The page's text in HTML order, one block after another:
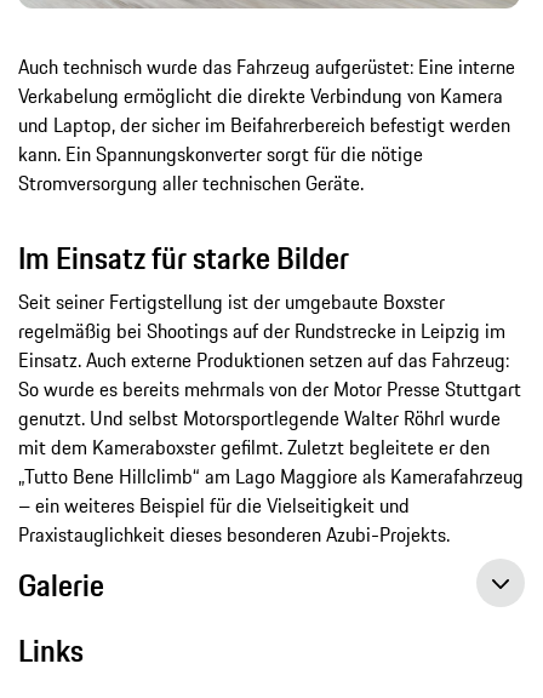
Auch technisch wurde das Fahrzeug aufgerüstet: Eine interne
Verkabelung ermöglicht die direkte Verbindung von Kamera
und Laptop, der sicher im Beifahrerbereich befestigt werden
kann. Ein Spannungskonverter sorgt für die nötige
Stromversorgung aller technischen Geräte.
Im Einsatz für starke Bilder
Seit seiner Fertigstellung ist der umgebaute Boxster
regelmäßig bei Shootings auf der Rundstrecke in Leipzig im
Einsatz. Auch externe Produktionen setzen auf das Fahrzeug:
So wurde es bereits mehrmals von der Motor Presse Stuttgart
genutzt. Und selbst Motorsportlegende Walter Röhrl wurde
mit dem Kameraboxster gefilmt. Zuletzt begleitete er den
„Tutto Bene Hillclimb“ am Lago Maggiore als Kamerafahrzeug
– ein weiteres Beispiel für die Vielseitigkeit und
Praxistauglichkeit dieses besonderen Azubi-Projekts.
Galerie
Links